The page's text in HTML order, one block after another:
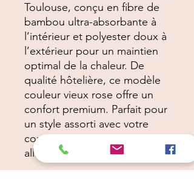
Toulouse, conçu en fibre de
bambou ultra-absorbante à
l’intérieur et polyester doux à
l’extérieur pour un maintien
optimal de la chaleur. De
qualité hôtelière, ce modèle
couleur vieux rose offre un
confort premium. Parfait pour
un style assorti avec votre
compagnon à quatre pattes,
alliant élégance et praticité.